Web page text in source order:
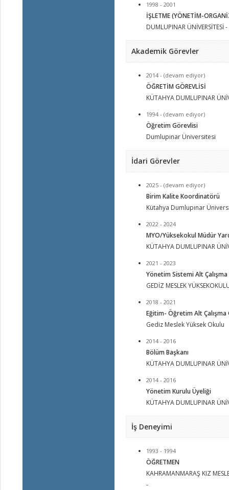
1998 - 2001
İŞLETME (YÖNETİM-
DUMLUPINAR
Akademik Görevler
2014 - (devam ediyor)
ÖĞRETİM GÖREVLİSİ
KÜTAHYA DUMLUPINAR
1994 - (devam ediyor)
Öğretim Görevlisi
Dumlupınar Üniversitesi
İdari Görevler
2025 - (devam ediyor)
Birim Kalite Koordinatörü
Kütahya Dumlupınar
2022 - 2024
MYO/Yüksekokul Müdür
KÜTAHYA DUMLUPINAR
2021 - 2023
Yönetim Sistemi Alt
GEDİZ MESLEK
2018 - 2021
Eğitim- Öğretim Alt Çalışma
Gediz Meslek Yüksek Okulu
2014 - 2016
Bölüm Başkanı
KÜTAHYA DUMLUPINAR
2014 - 2016
Yönetim Kurulu Üyeliği
KÜTAHYA DUMLUPINAR
İş Deneyimi
1993 - 1994
ÖĞRETMEN
KAHRAMANMARAŞ KIZ
-